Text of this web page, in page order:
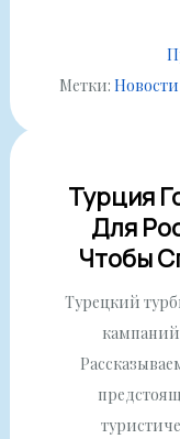
Метки:
Турция
Для
Чтобы
Турецкий